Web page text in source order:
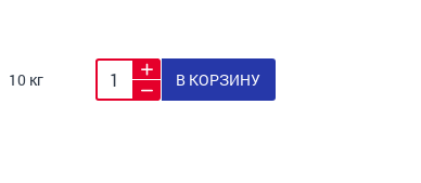
10 кг В КОРЗИНУ